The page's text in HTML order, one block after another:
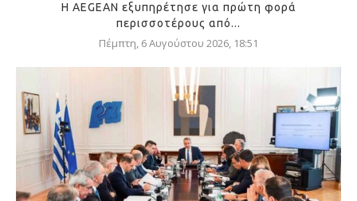
Η AEGEAN εξυπηρέτησε για πρώτη φορά
περισσοτέρους από...
Πέμπτη, 6 Αυγούστου 2026, 18:51